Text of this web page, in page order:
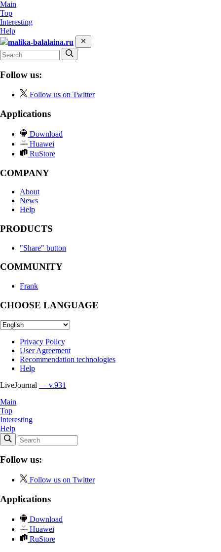
Main
Top
Interesting
Help
malika-balalaina.ru
Follow us:
Follow us on Twitter
Applications
Download
Huawei
RuStore
COMPANY
About
News
Help
PRODUCTS
"Share" button
COMMUNITY
Frank
CHOOSE LANGUAGE
Privacy Policy
User Agreement
Recommendation technologies
Help
LiveJournal — v.931
Main
Top
Interesting
Help
Follow us:
Follow us on Twitter
Applications
Download
Huawei
RuStore